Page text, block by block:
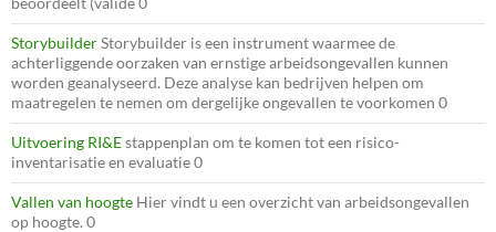
StorybuilderStorybuilder is een instrument waarmee de
achterliggende oorzaken van ernstige arbeidsongevallen kunnen
worden geanalyseerd. Deze analyse kan bedrijven helpen om
maatregelen te nemen om dergelijke ongevallen te voorkomen 0
Uitvoering RI&Estappenplan om te komen tot een risico-
inventarisatie en evaluatie 0
Vallen van hoogte Hier vindt u een overzicht van arbeidsongevallen
op hoogte. 0